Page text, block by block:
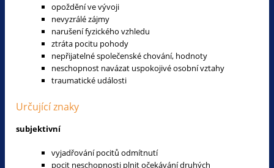
opoždění ve vývoji
nevyzrálé zájmy
narušení fyzického vzhledu
ztráta pocitu pohody
nepřijatelné společenské chování, hodnoty
neschopnost navázat uspokojivé osobní vztahy
traumatické události
Určující znaky
subjektivní
vyjadřování pocitů odmítnutí
pocit neschopnosti plnit očekávání druhých